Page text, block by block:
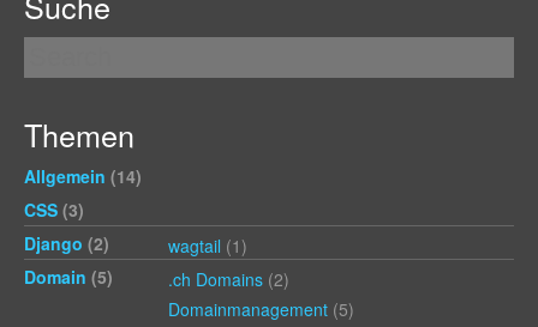
Themen
Allgemein (14)
CSS (3)
Django (2) wagtail (1)
Domain (5) .ch Domains (2)
Domainmanagement (5)